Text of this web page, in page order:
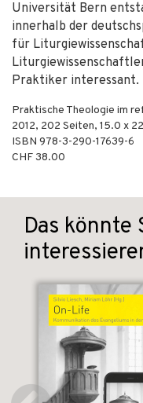
Universität Bern
innerhalb der
für
Praktiker interessant.
Praktische Theologie im
2012, 202 Seiten, 15.0 x
ISBN 978-3-290-17639-6
CHF 38.00
Das könnte